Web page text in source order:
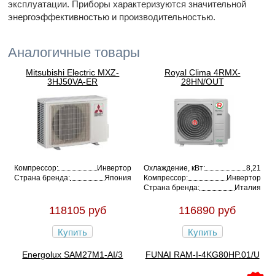
эксплуатации. Приборы характеризуются значительной
энергоэффективностью и производительностью.
Аналогичные товары
Mitsubishi Electric MXZ-
3HJ50VA-ER
Компрессор:
Инвертор
Страна бренда:
Япония
118105 руб
Купить
Royal Clima 4RMX-
28HN/OUT
Охлаждение, кВт:
8,21
Компрессор:
Инвертор
Страна бренда:
Италия
116890 руб
Купить
Energolux SAM27M1-AI/3 FUNAI RAM-I-4KG80HP.01/U